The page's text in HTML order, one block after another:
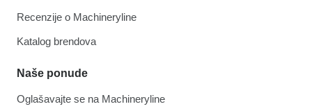
Recenzije o Machineryline
Katalog brendova
Naše ponude
Oglašavajte se na Machineryline